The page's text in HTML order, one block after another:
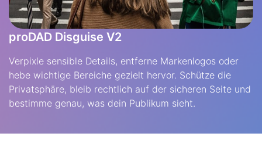
proDAD Disguise V2
Verpixle sensible Details, entferne Markenlogos oder
hebe wichtige Bereiche gezielt hervor. Schütze die
Privatsphäre, bleib rechtlich auf der sicheren Seite und
bestimme genau, was dein Publikum sieht.